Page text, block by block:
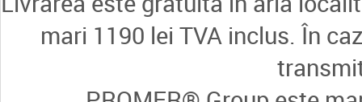
mari 1190 lei TVA inclus. În